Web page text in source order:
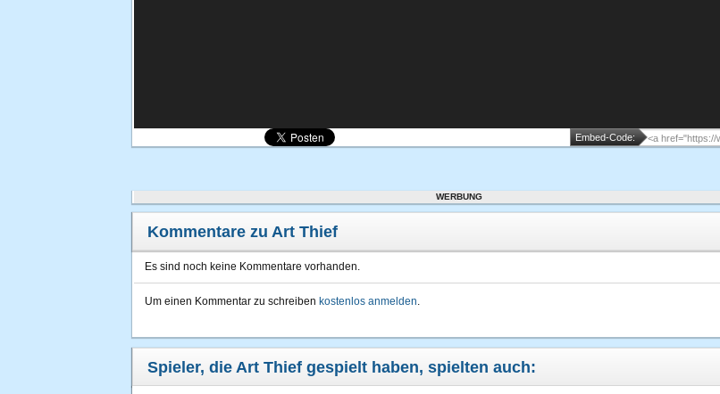
Embed-Code:
WERBUNG
Kommentare zu Art Thief
Es sind noch keine Kommentare vorhanden.
Um einen Kommentar zu schreiben kostenlos anmelden.
Spieler, die Art Thief gespielt haben, spielten auch: